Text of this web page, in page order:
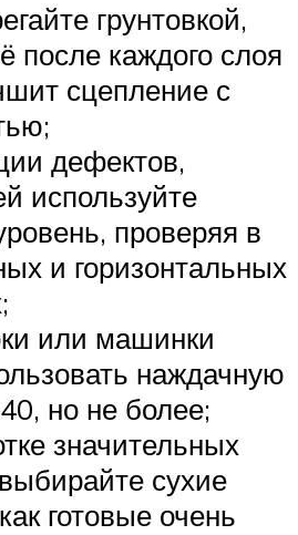
грунтовкой,
после каждого слоя
сцепление с
дефектов,
используйте
проверяя в
и горизонтальных
или машинки
наждачную
но не более;
значительных
сухие
готовые очень